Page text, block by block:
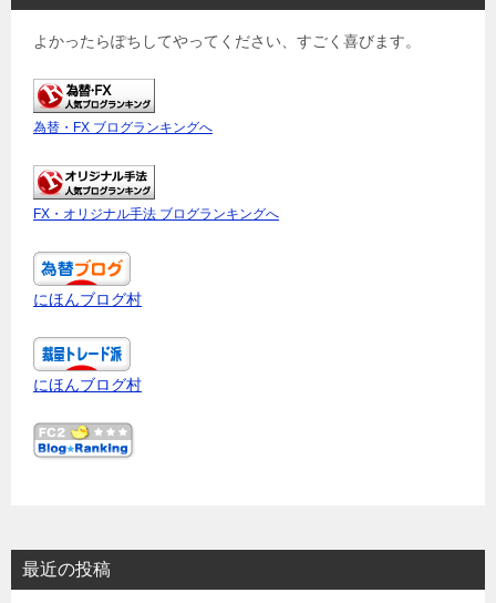
よかったらぽちしてやってください、すごく喜びます。
為替・FX ブログランキングへ
FX・オリジナル手法 ブログランキングへ
にほんブログ村
にほんブログ村
最近の投稿